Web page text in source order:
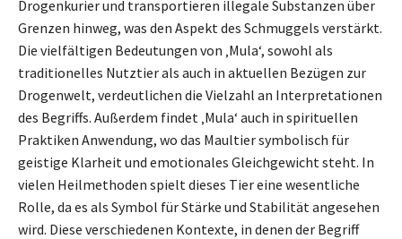
Drogenkurier und transportieren illegale Substanzen über
Grenzen hinweg, was den Aspekt des Schmuggels verstärkt.
Die vielfältigen Bedeutungen von ‚Mula‘, sowohl als
traditionelles Nutztier als auch in aktuellen Bezügen zur
Drogenwelt, verdeutlichen die Vielzahl an Interpretationen
des Begriffs. Außerdem findet ‚Mula‘ auch in spirituellen
Praktiken Anwendung, wo das Maultier symbolisch für
geistige Klarheit und emotionales Gleichgewicht steht. In
vielen Heilmethoden spielt dieses Tier eine wesentliche
Rolle, da es als Symbol für Stärke und Stabilität angesehen
wird. Diese verschiedenen Kontexte, in denen der Begriff